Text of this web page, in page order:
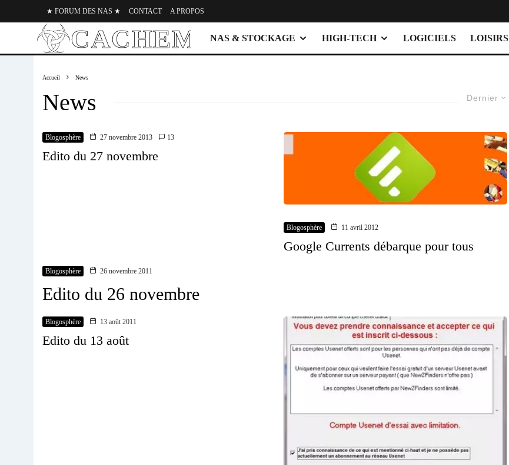
★ FORUM DES NAS ★ CONTACT A PROPOS
NAS & STOCKAGE HIGH-TECH LOGICIELS LOISIRS
Accueil News
Dernier
News
Blogosphère 27 novembre 2013 13
Edito du 27 novembre
Blogosphère 11 avril 2012
Google Currents débarque pour tous
Blogosphère 26 novembre 2011
Edito du 26 novembre
Blogosphère 13 août 2011
Edito du 13 août